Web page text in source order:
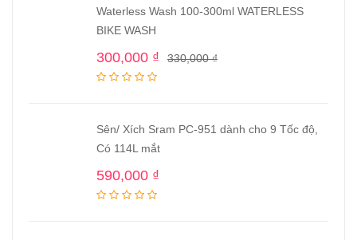
Waterless Wash 100-300ml WATERLESS
BIKE WASH
330,000₫
300,000 ₫
Sên/ Xích Sram PC-951 dành cho 9 Tốc độ,
Có 114L mắt
590,000 ₫